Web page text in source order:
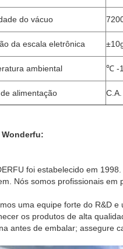
do vácuo
da escala eletrônica
ambiental ℃ -
alimentação
Wonderfu:
foi estabelecido em
Nós somos profissionais em
uma equipe forte do R&D
os produtos de alta
antes de embalar; assegure